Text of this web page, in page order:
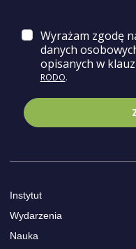
Wyrażam zgodę
danych
opisanych w
RODO.
Instytut
Wydarzenia
Nauka